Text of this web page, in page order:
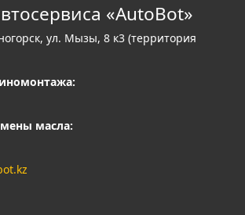
«AutoBot»
ул. Мызы, 8 к3 (территория
масла: